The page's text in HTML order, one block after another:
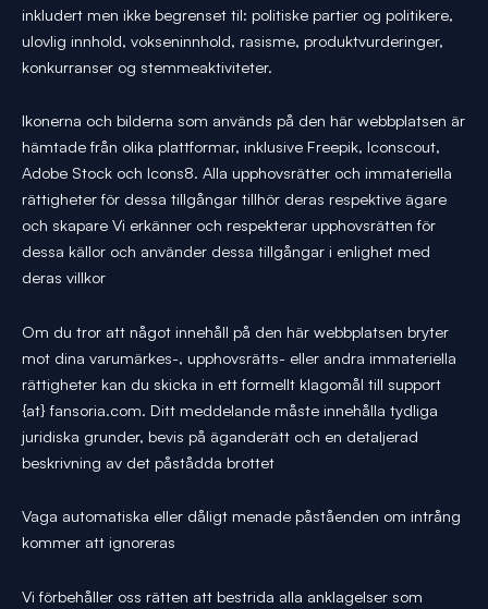
inkludert men ikke begrenset til: politiske partier og politikere,
ulovlig innhold, vokseninnhold, rasisme, produktvurderinger,
konkurranser og stemmeaktiviteter.
Ikonerna och bilderna som används på den här webbplatsen är
hämtade från olika plattformar, inklusive Freepik, Iconscout,
Adobe Stock och Icons8. Alla upphovsrätter och immateriella
rättigheter för dessa tillgångar tillhör deras respektive ägare
och skapare Vi erkänner och respekterar upphovsrätten för
dessa källor och använder dessa tillgångar i enlighet med
deras villkor
Om du tror att något innehåll på den här webbplatsen bryter
mot dina varumärkes-, upphovsrätts- eller andra immateriella
rättigheter kan du skicka in ett formellt klagomål till support
{at} fansoria.com. Ditt meddelande måste innehålla tydliga
juridiska grunder, bevis på äganderätt och en detaljerad
beskrivning av det påstådda brottet
Vaga automatiska eller dåligt menade påståenden om intrång
kommer att ignoreras
Vi förbehåller oss rätten att bestrida alla anklagelser som